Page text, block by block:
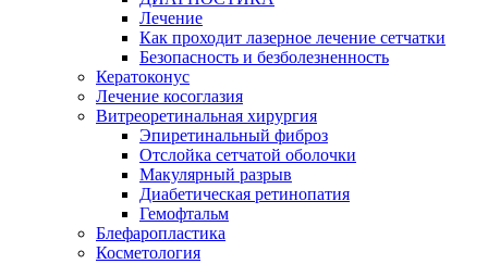
Лечение
Как проходит лазерное лечение сетчатки
Безопасность и безболезненность
Кератоконус
Лечение косоглазия
Витреоретинальная хирургия
Эпиретинальный фиброз
Отслойка сетчатой оболочки
Макулярный разрыв
Диабетическая ретинопатия
Гемофтальм
Блефаропластика
Косметология